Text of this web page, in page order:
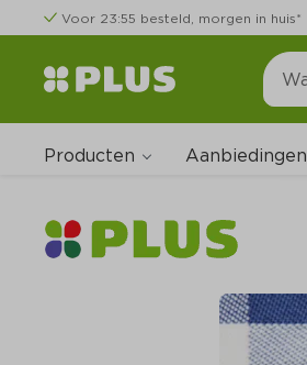
Voor 23:55 besteld, morgen in huis*
Producten Aanbiedingen